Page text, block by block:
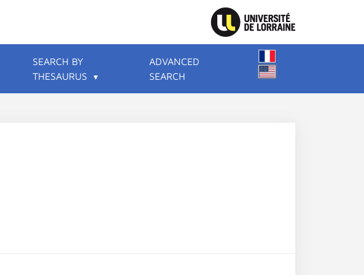
SEARCH BY
THESAURUS
ADVANCED
SEARCH